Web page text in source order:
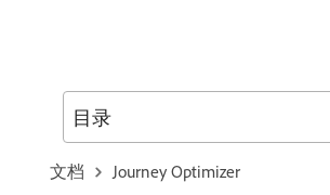
文档
Journey Optimizer
目录